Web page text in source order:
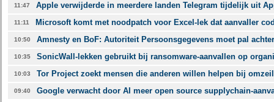
11:47 Apple verwijderde in meerdere landen Telegram tijdelijk uit
11:11 Microsoft komt met noodpatch voor Excel-lek dat aanvaller
10:50 Amnesty en BoF: Autoriteit Persoonsgegevens moet pal
10:35 SonicWall-lekken gebruikt bij ransomware-aanvallen op
10:03 Tor Project zoekt mensen die anderen willen helpen bij
09:40 Google verwacht door AI meer open source supplychain-